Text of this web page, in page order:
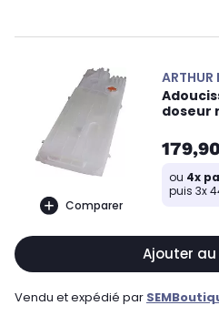
Comparer
ARTHUR
doseur
ou 4x
puis 3x
Ajouter
Vendu et expédié par